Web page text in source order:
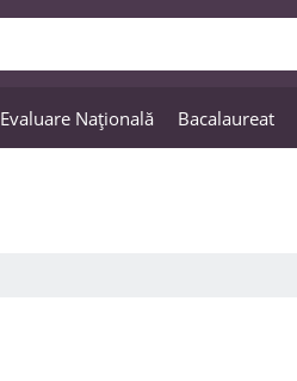
Evaluare Națională Bacalaureat